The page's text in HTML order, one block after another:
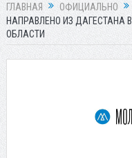
ГЛАВНАЯ ОФИЦИАЛЬНО
НАПРАВЛЕНО ИЗ
ОБЛАСТИ